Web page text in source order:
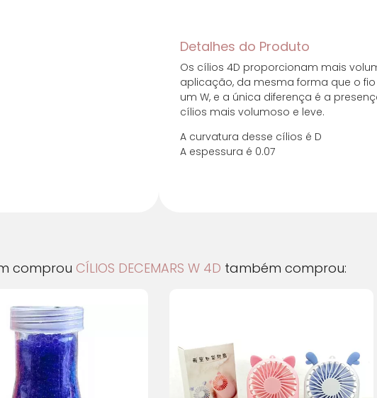
1x de R$ 38,77 sem juros
2x de R$ 19,39 sem juros
3x de R$ 12,92 sem juros
4x de R$ 9,69 sem juros
8x de R$ 5,46 com juros
Detalhes do Produto
Os cílios 4D proporcionam mais
aplicação, da mesma forma que o
um W, e a única diferença é a
cílios mais volumoso e leve.
A curvatura desse cílios é D
A espessura é 0.07
comprou CÍLIOS DECEMARS W 4D também comprou: